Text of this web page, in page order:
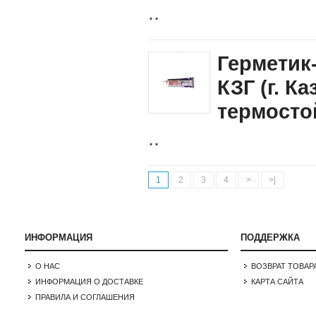
..
КЗГ (г.
..
1 2 3 4 > >|
ИНФОРМАЦИЯ
О НАС
ИНФОРМАЦИЯ О ДОСТАВКЕ
ПРАВИЛА И СОГЛАШЕНИЯ
ПОДДЕРЖКА
ВОЗВРАТ
КАРТА САЙТА